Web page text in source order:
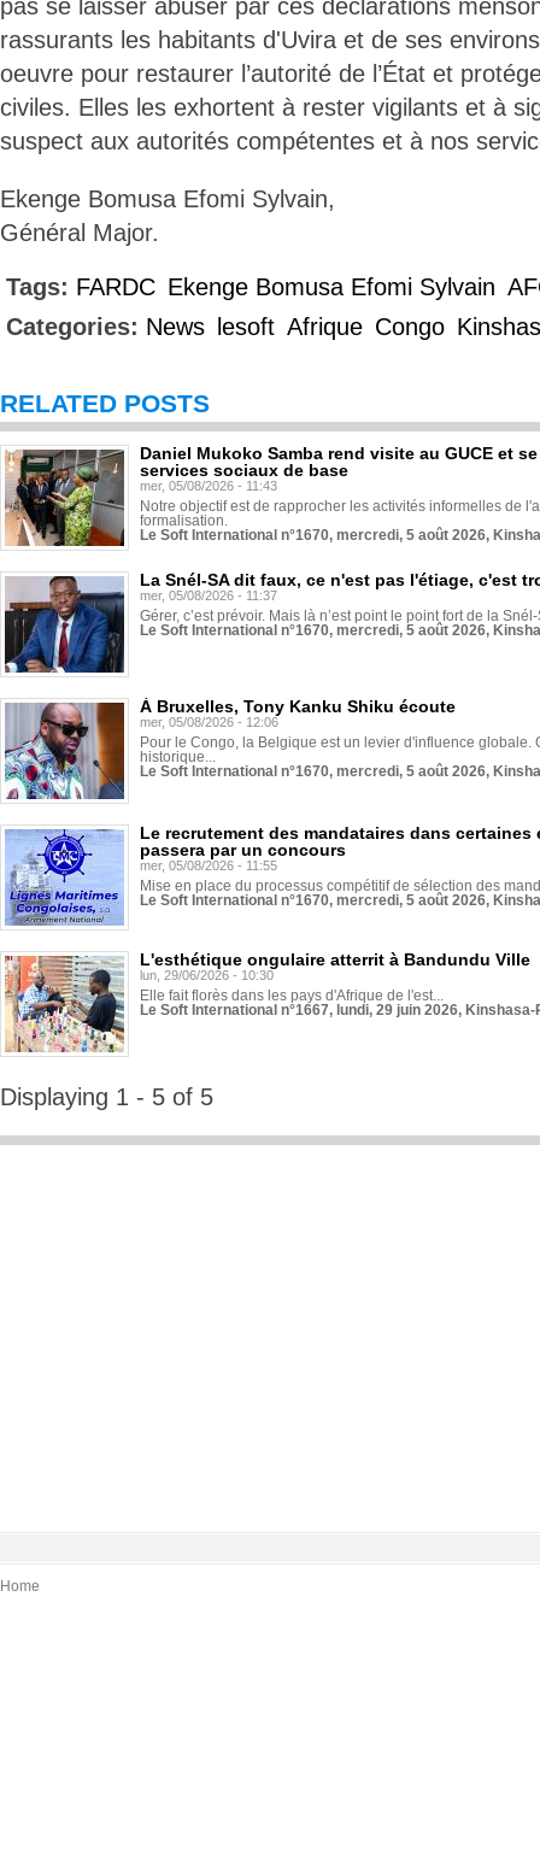
pas se laisser abuser par ces déclarations
rassurants les habitants d'Uvira et de ses
oeuvre pour restaurer l’autorité de l’État et
civiles. Elles les exhortent à rester vigilants et à
suspect aux autorités compétentes et à nos
Ekenge Bomusa Efomi Sylvain,
Général Major.
Tags: FARDC Ekenge Bomusa Efomi Sylvain
Categories: News lesoft Afrique Congo
RELATED POSTS
Daniel Mukoko Samba rend visite au GUCE et
services sociaux de base
mer, 05/08/2026 - 11:43
Notre objectif est de rapprocher les activités informelles de
formalisation.
Le Soft International n°1670, mercredi, 5 août 2026,
La Snél-SA dit faux, ce n'est pas l'étiage, c'est
mer, 05/08/2026 - 11:37
Gérer, c’est prévoir. Mais là n’est point le point fort de la
Le Soft International n°1670, mercredi, 5 août 2026,
À Bruxelles, Tony Kanku Shiku écoute
mer, 05/08/2026 - 12:06
Pour le Congo, la Belgique est un levier d'influence globale.
historique...
Le Soft International n°1670, mercredi, 5 août 2026,
Le recrutement des mandataires dans
passera par un concours
mer, 05/08/2026 - 11:55
Mise en place du processus compétitif de sélection des
Le Soft International n°1670, mercredi, 5 août 2026,
L'esthétique ongulaire atterrit à Bandundu Ville
lun, 29/06/2026 - 10:30
Elle fait florès dans les pays d'Afrique de l'est...
Le Soft International n°1667, lundi, 29 juin 2026,
Displaying 1 - 5 of 5
Home